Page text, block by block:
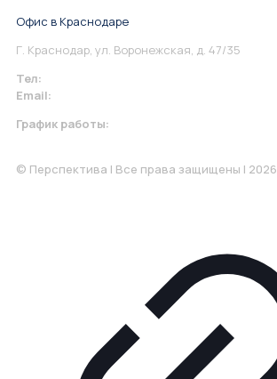
Офис в Краснодаре
Г. Краснодар, ул. Воронежская, д. 47/35
Тел:
Email:
График работы:
© Перспектива | Все права защищены | 2026